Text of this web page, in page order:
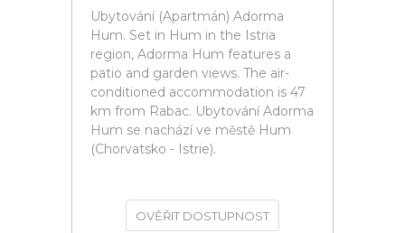
Ubytování (Apartmán) Adorma
Hum. Set in Hum in the Istria
region, Adorma Hum features a
patio and garden views. The air-
conditioned accommodation is 47
km from Rabac. Ubytování Adorma
Hum se nachází ve městě Hum
(Chorvatsko - Istrie).
OVĚŘIT DOSTUPNOST